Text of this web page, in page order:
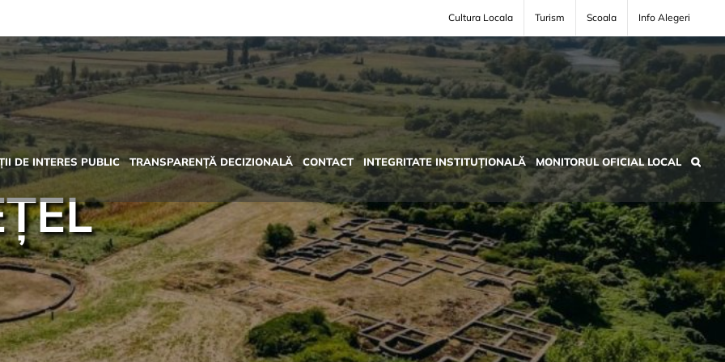
Cultura Locala Turism Scoala Info Alegeri
DE INTERES PUBLIC TRANSPARENȚĂ DECIZIONALĂ CONTACT INTEGRITATE INSTITUȚIONALĂ MONITORUL OFICIAL LOCAL